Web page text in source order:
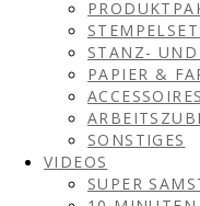
STANZ- UND
PAPIER &
ACCESSOIRES
SONSTIGES
VIDEOS
SUPER